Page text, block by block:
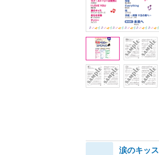
涙のキッス